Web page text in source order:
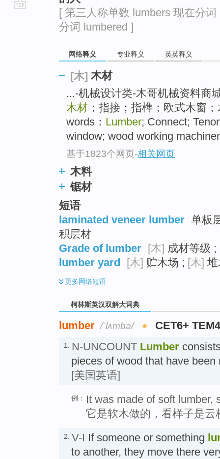
[ 第三人称单数 lumbers 现在分
分词 lumbered ]
网络释义 专业释义 英英释义
[木] 木材
...-机械设计类-木哥机械资料商
木材 ；指接；指榫；欧式木窗
words： Lumber; Connect;
window; wood working
基于1823个网页-相关网页
木料
锯材
短语
laminated veneer lumber 单板
积层材
Grade of lumber [木] 成材等级
lumber yard [木] 贮木场 ; [木]
更多网络短语
柯林斯英汉双解大词典
lumber /ˈlʌmbə/ CET6+
1. N-UNCOUNT Lumber
pieces of wood that have
[美国英语]
例：
It was made of soft lumber,
它是软木做的，看样子是云
2. V-I If someone or something
to another, they move there